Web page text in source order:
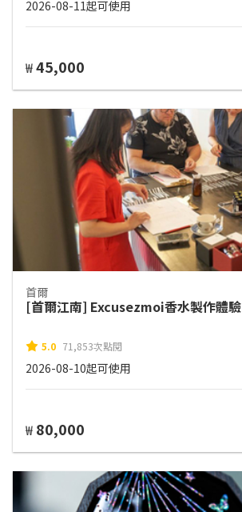
2026-08-11起可使用
₩45,000
首爾
[首爾江南] Excusezmoi香水製作體驗
5.0 71,853次點閱
2026-08-10起可使用
₩ 80,000